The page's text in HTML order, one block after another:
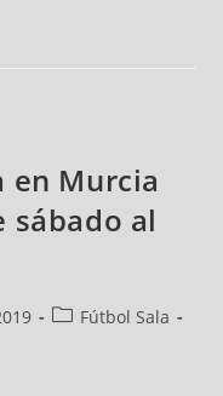
en Murcia
sábado al
Fútbol Sala